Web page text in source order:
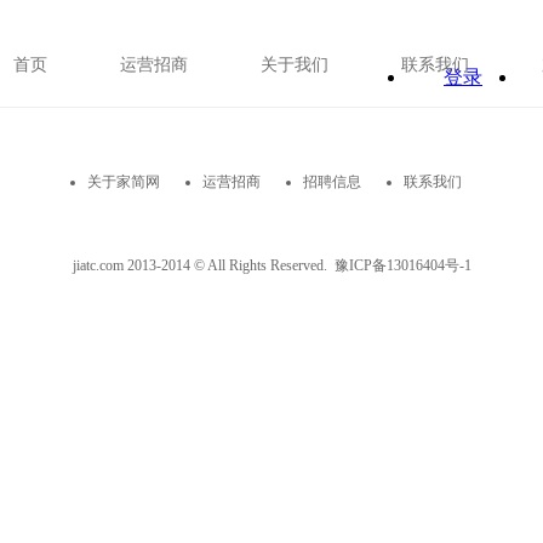
首页 运营招商 关于我们 联系我们
登录
关于家简网 运营招商 招聘信息 联系我们
jiatc.com 2013-2014 © All Rights Reserved. 豫ICP备13016404号-1